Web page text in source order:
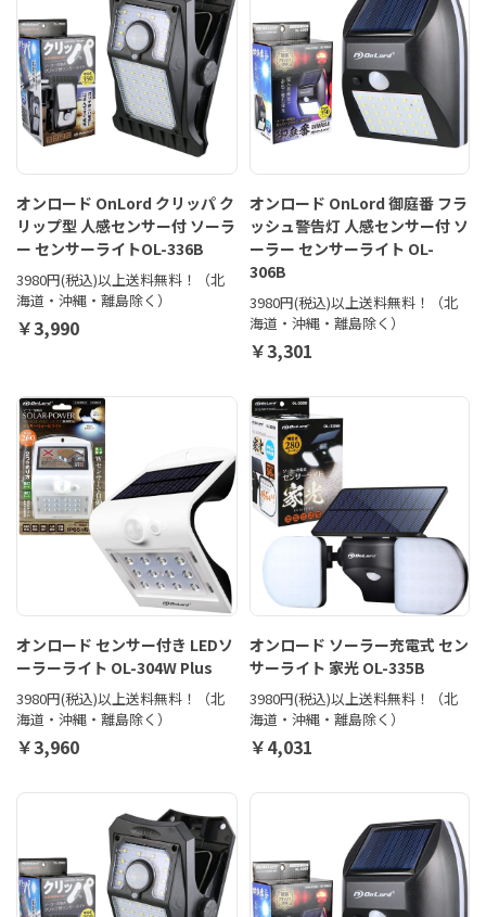
オンロード OnLord クリッパ ク
リップ型 人感センサー付 ソーラ
ー センサーライトOL-336B
3980円(税込)以上送料無料！（北
海道・沖縄・離島除く）
￥3,990
オンロード OnLord 御庭番 フラ
ッシュ警告灯 人感センサー付 ソ
ーラー センサーライト OL-
306B
3980円(税込)以上送料無料！（北
海道・沖縄・離島除く）
￥3,301
オンロード センサー付き LEDソ
ーラーライト OL-304W Plus
3980円(税込)以上送料無料！（北
海道・沖縄・離島除く）
￥3,960
オンロード ソーラー充電式 セン
サーライト 家光 OL-335B
3980円(税込)以上送料無料！（北
海道・沖縄・離島除く）
￥4,031